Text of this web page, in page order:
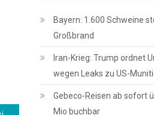
Bayern: 1.600 Schweine
Großbrand
Iran-Krieg: Trump ordnet
wegen Leaks zu US-
Gebeco-Reisen ab sofort
Mio buchbar